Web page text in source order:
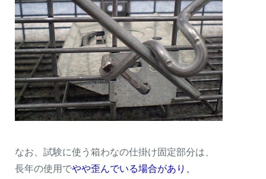
なお、試験に使う箱わなの仕掛け固定部分は、
長年の使用でやや歪んでいる場合があり、